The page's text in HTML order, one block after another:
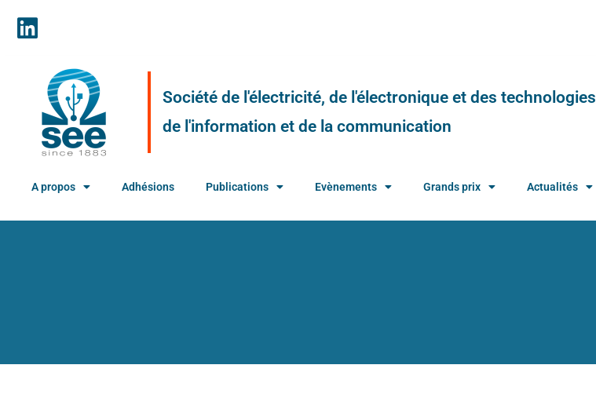
Société de l'électricité, de l'électronique et des technologies
de l'information et de la communication
A propos Adhésions Publications Evènements Grands prix Actualités